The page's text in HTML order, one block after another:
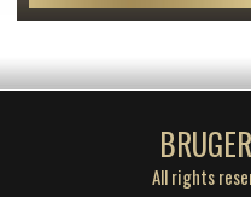
All rights